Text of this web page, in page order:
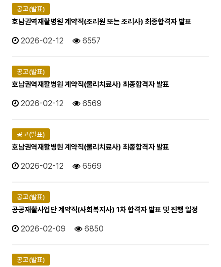
공고(발표)
호남권역재활병원 계약직(조리원 또는 조리사) 최종합격자 발표
2026-02-12 6557
공고(발표)
호남권역재활병원 계약직(물리치료사) 최종합격자 발표
2026-02-12 6569
공고(발표)
호남권역재활병원 계약직(물리치료사) 최종합격자 발표
2026-02-12 6569
공고(발표)
공공재활사업단 계약직(사회복지사) 1차 합격자 발표 및 진행 일정
2026-02-09 6850
공고(발표)